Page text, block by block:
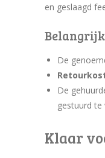
en geslaagd
De
De
gestuurd te
Klaar